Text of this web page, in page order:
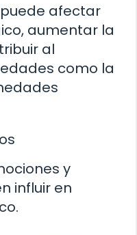
afectar
aumentar la
al
como la
y
influir en